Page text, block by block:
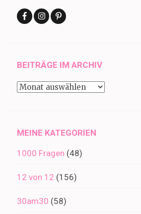
BEITRÄGE IM ARCHIV
Beiträge
MEINE KATEGORIEN
1000 Fragen (48)
12 von 12 (156)
30am30 (58)